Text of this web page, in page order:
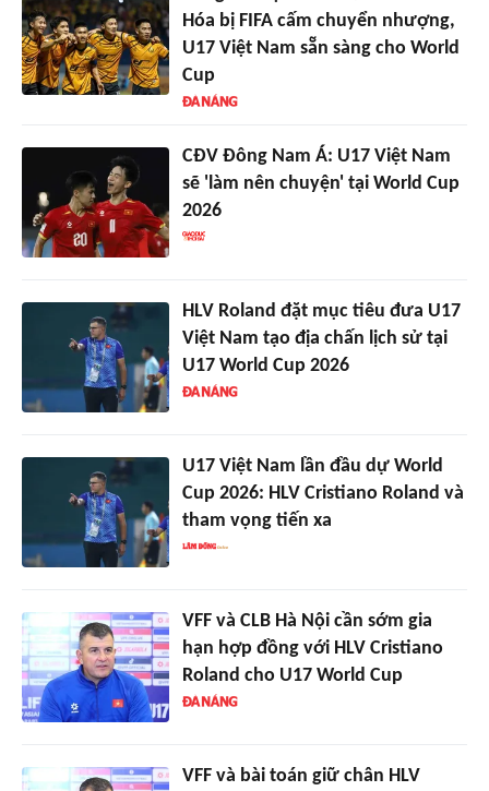
Hóa bị FIFA cấm chuyển nhượng,
U17 Việt Nam sẵn sàng cho World
Cup
CĐV Đông Nam Á: U17 Việt Nam
sẽ 'làm nên chuyện' tại World Cup
2026
HLV Roland đặt mục tiêu đưa U17
Việt Nam tạo địa chấn lịch sử tại
U17 World Cup 2026
U17 Việt Nam lần đầu dự World
Cup 2026: HLV Cristiano Roland và
tham vọng tiến xa
VFF và CLB Hà Nội cần sớm gia
hạn hợp đồng với HLV Cristiano
Roland cho U17 World Cup
VFF và bài toán giữ chân HLV